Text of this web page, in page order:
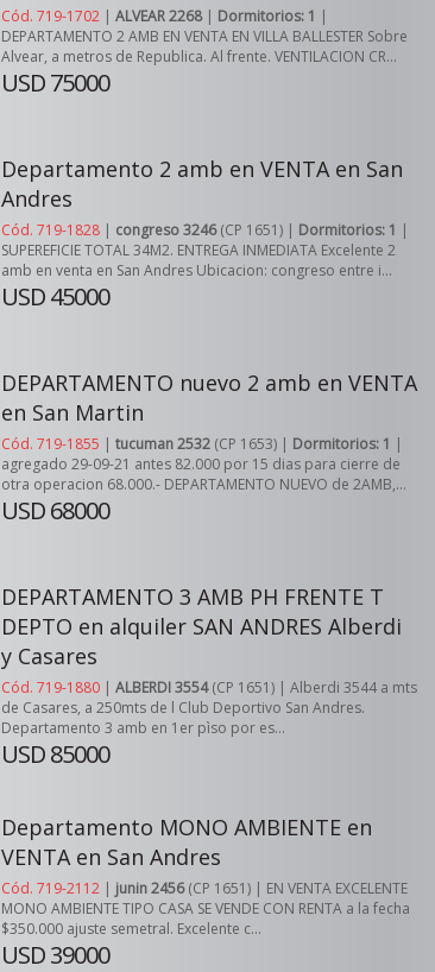
Cód. 719-1702 | ALVEAR 2268| Dormitorios: 1 |
DEPARTAMENTO 2 AMB EN VENTA EN VILLA BALLESTER Sobre
Alvear, a metros de Republica. Al frente. VENTILACION CR...
USD 75000
Departamento 2 amb en VENTA en San
Andres
Cód. 719-1828 | congreso 3246(CP 1651) | Dormitorios: 1 |
SUPEREFICIE TOTAL 34M2. ENTREGA INMEDIATA Excelente 2
amb en venta en San Andres Ubicacion: congreso entre i...
USD 45000
DEPARTAMENTO nuevo 2 amb en VENTA
en San Martin
Cód. 719-1855 | tucuman 2532 (CP 1653) | Dormitorios: 1 |
agregado 29-09-21 antes 82.000 por 15 dias para cierre de
otra operacion 68.000.- DEPARTAMENTO NUEVO de 2AMB,...
USD 68000
DEPARTAMENTO 3 AMB PH FRENTE T
DEPTO en alquiler SAN ANDRES Alberdi
y Casares
Cód. 719-1880 | ALBERDI 3554(CP 1651) | Alberdi 3544 a mts
de Casares, a 250mts de l Club Deportivo San Andres.
Departamento 3 amb en 1er pìso por es...
USD 85000
Departamento MONO AMBIENTE en
VENTA en San Andres
Cód. 719-2112 | junin 2456(CP 1651) | EN VENTA EXCELENTE
MONO AMBIENTE TIPO CASA SE VENDE CON RENTA a la fecha
$350.000 ajuste semetral. Excelente c...
USD 39000